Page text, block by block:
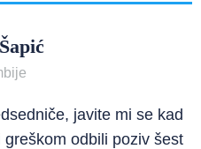
javite mi se kad
odbili poziv šest